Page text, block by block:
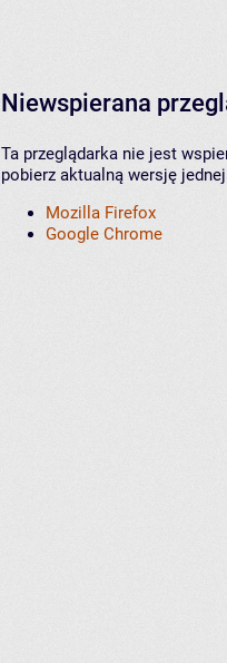
Niewspierana
Ta przeglądarka nie jest
pobierz aktualną wersję
Mozilla Firefox
Google Chrome